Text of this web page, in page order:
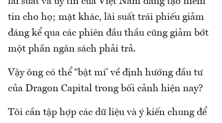
tin cho họ; mặt khác, lãi suất trái phiếu giảm
đáng kể qua các phiên đầu thầu cũng giảm bớt
một phần ngân sách phải trả.
Vậy ông có thể “bật mí’ về định hướng đầu tư
của Dragon Capital trong bối cảnh hiện nay?
Tôi cần tập hợp các dữ liệu và ý kiến chung để